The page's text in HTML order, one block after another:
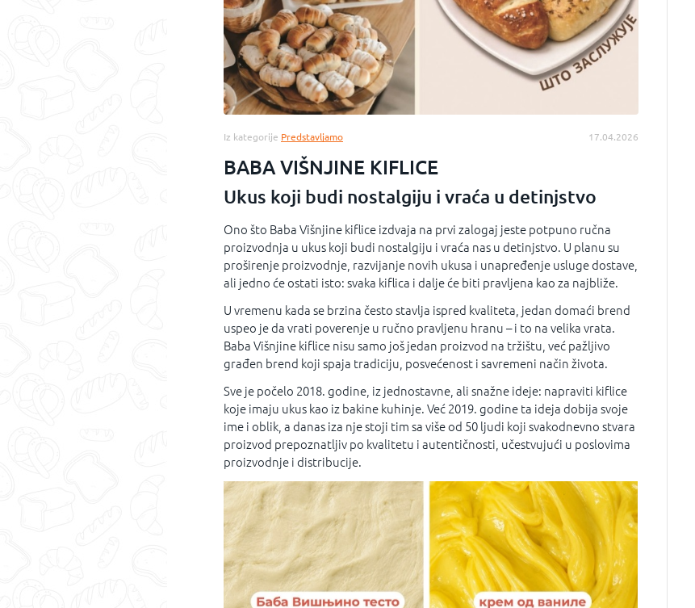
Iz kategorije Predstavljamo 17.04.2026
BABA VIŠNJINE KIFLICE
Ukus koji budi nostalgiju i vraća u detinjstvo
Ono što Baba Višnjine kiflice izdvaja na prvi zalogaj jeste potpuno ručna
proizvodnja u ukus koji budi nostalgiju i vraća nas u detinjstvo. U planu su
proširenje proizvodnje, razvijanje novih ukusa i unapređenje usluge dostave,
ali jedno će ostati isto: svaka kiflica i dalje će biti pravljena kao za najbliže.
U vremenu kada se brzina često stavlja ispred kvaliteta, jedan domaći brend
uspeo je da vrati poverenje u ručno pravljenu hranu – i to na velika vrata.
Baba Višnjine kiflice nisu samo još jedan proizvod na tržištu, već pažljivo
građen brend koji spaja tradiciju, posvećenost i savremeni način života.
Sve je počelo 2018. godine, iz jednostavne, ali snažne ideje: napraviti kiflice
koje imaju ukus kao iz bakine kuhinje. Već 2019. godine ta ideja dobija svoje
ime i oblik, a danas iza nje stoji tim sa više od 50 ljudi koji svakodnevno stvara
proizvod prepoznatljiv po kvalitetu i autentičnosti, učestvujući u poslovima
proizvodnje i distribucije.